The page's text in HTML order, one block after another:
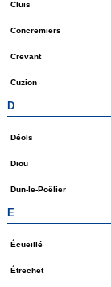
Cluis
Concremiers
Crevant
Cuzion
D
Déols
Diou
Dun-le-Poëlier
E
Écueillé
Étrechet